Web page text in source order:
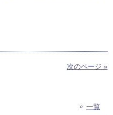
次のページ »
一覧